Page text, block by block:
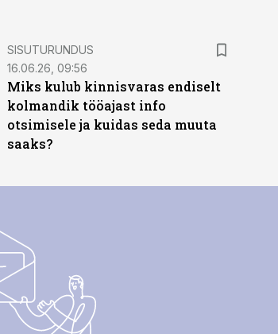
ST
SISUTURUNDUS
16.06.26, 09:56
Miks kulub kinnisvaras endiselt
kolmandik tööajast info
otsimisele ja kuidas seda muuta
saaks?